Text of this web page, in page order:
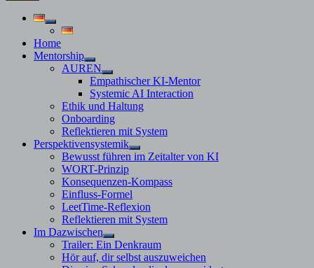
Untermenü
anzeigen
Home
Mentorship
Untermenü
anzeigen
AUREN
Untermenü
anzeigen
Empathischer KI-Mentor
Systemic AI Interaction
Ethik und Haltung
Onboarding
Reflektieren mit System
Perspektivensystemik
Untermenü
anzeigen
Bewusst führen im Zeitalter von KI
WORT-Prinzip
Konsequenzen-Kompass
Einfluss-Formel
LeetTime-Reflexion
Reflektieren mit System
Im Dazwischen
Untermenü
anzeigen
Trailer: Ein Denkraum
Hör auf, dir selbst auszuweichen